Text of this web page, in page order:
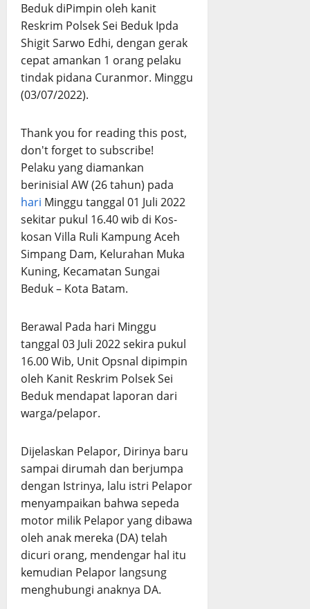
Beduk diPimpin oleh kanit
Reskrim Polsek Sei Beduk Ipda
Shigit Sarwo Edhi, dengan gerak
cepat amankan 1 orang pelaku
tindak pidana Curanmor. Minggu
(03/07/2022).
Thank you for reading this post,
don't forget to subscribe!
Pelaku yang diamankan
berinisial AW (26 tahun) pada
hari Minggu tanggal 01 Juli 2022
sekitar pukul 16.40 wib di Kos-
kosan Villa Ruli Kampung Aceh
Simpang Dam, Kelurahan Muka
Kuning, Kecamatan Sungai
Beduk – Kota Batam.
Berawal Pada hari Minggu
tanggal 03 Juli 2022 sekira pukul
16.00 Wib, Unit Opsnal dipimpin
oleh Kanit Reskrim Polsek Sei
Beduk mendapat laporan dari
warga/pelapor.
Dijelaskan Pelapor, Dirinya baru
sampai dirumah dan berjumpa
dengan Istrinya, lalu istri Pelapor
menyampaikan bahwa sepeda
motor milik Pelapor yang dibawa
oleh anak mereka (DA) telah
dicuri orang, mendengar hal itu
kemudian Pelapor langsung
menghubungi anaknya DA.